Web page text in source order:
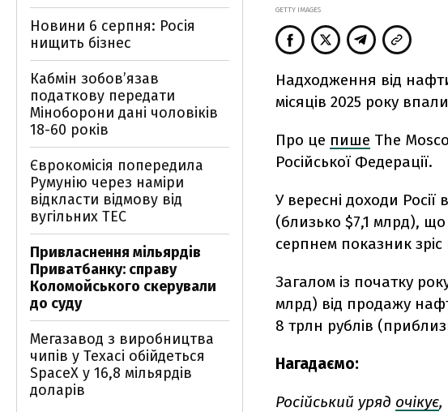
GETTY IMAGES
Надходження від
місяців 2025 року
Про це пише The
Російської Федерації.
У вересні доходи Росії
(близько $7,1 млрд),
серпнем показник зріс
Загалом із початку
млрд) від продажу
8 трлн рублів
Нагадаємо:
Російський уряд очікує,
Новини 6 серпня: Росія
нищить бізнес
Кабмін зобовʼязав
податкову передати
Міноборони дані чоловіків
18-60 років
Єврокомісія попередила
Румунію через наміри
відкласти відмову від
вугільних ТЕС
Привласнення мільярдів
Приватбанку: справу
Коломойського скерували
до суду
Мегазавод з виробництва
чипів у Техасі обійдеться
SpaceX у 16,8 мільярдів
доларів